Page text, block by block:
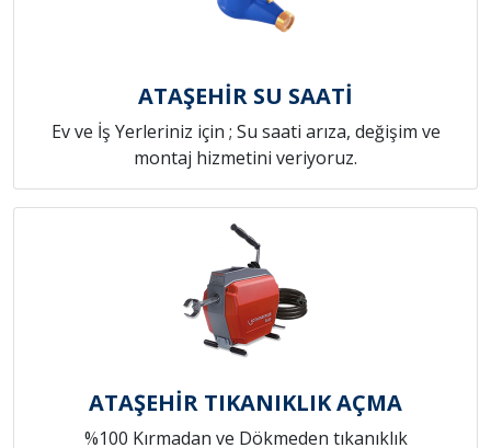
ATAŞEHİR SU SAATİ
Ev ve İş Yerleriniz için ; Su saati arıza, değişim ve
montaj hizmetini veriyoruz.
ATAŞEHİR TIKANIKLIK AÇMA
%100 Kırmadan ve Dökmeden tıkanıklık